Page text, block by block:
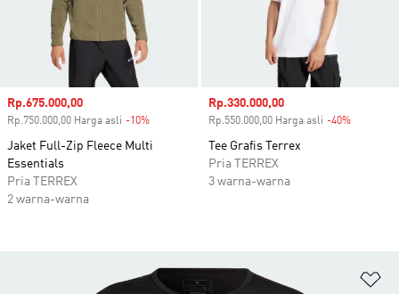
Harga penjualan
Rp.675.000,00
Rp.750.000,00 Harga asli -10%
Jaket Full-Zip Fleece Multi
Essentials
Pria TERREX
2 warna-warna
Harga penjualan
Rp.330.000,00
Rp.550.000,00 Harga asli -40%
Tee Grafis Terrex
Pria TERREX
3 warna-warna